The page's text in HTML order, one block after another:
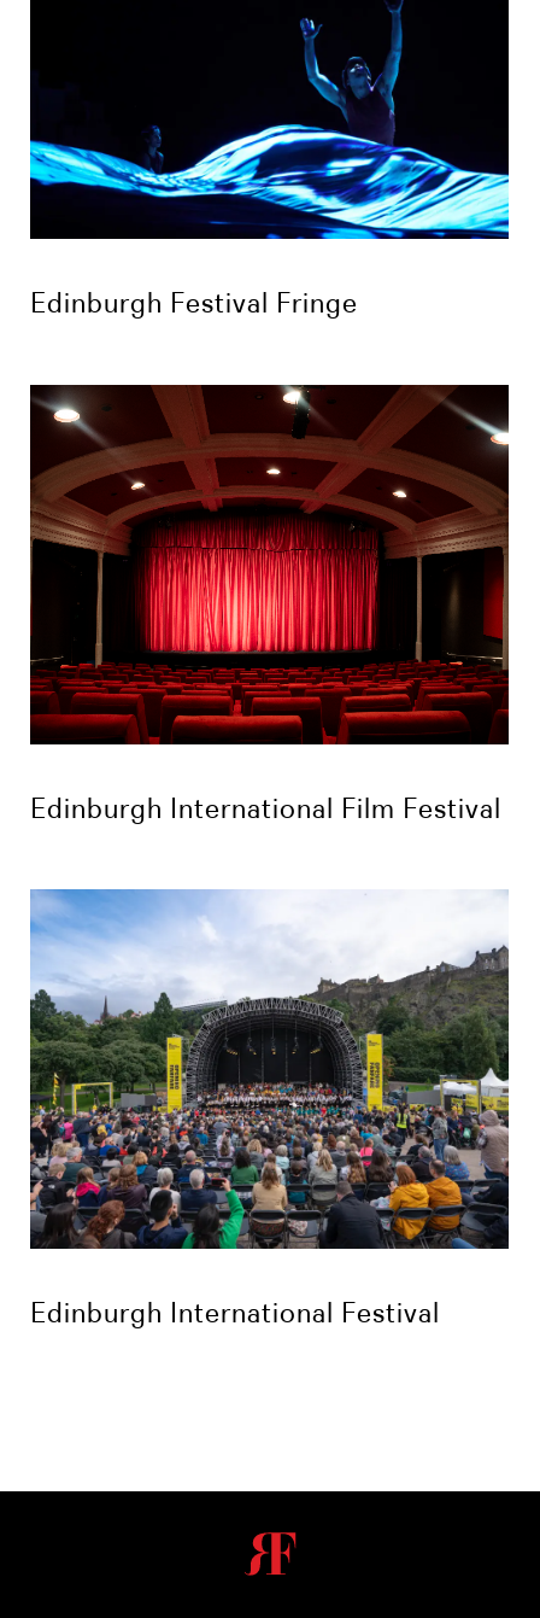
Edinburgh Festival Fringe
Edinburgh International Film Festival
Edinburgh International Festival